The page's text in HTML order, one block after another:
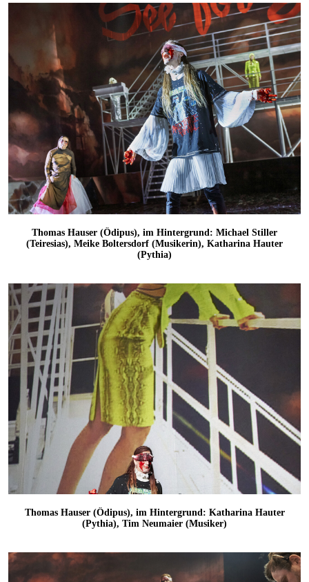
Thomas Hauser (Ödipus), im Hintergrund: Michael Stiller
(Teiresias), Meike Boltersdorf (Musikerin), Katharina Hauter
(Pythia)
Thomas Hauser (Ödipus), im Hintergrund: Katharina Hauter
(Pythia), Tim Neumaier (Musiker)